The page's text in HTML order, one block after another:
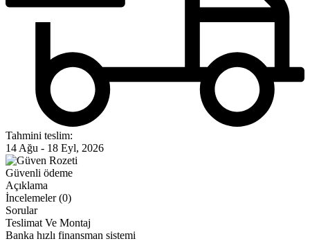
Tahmini teslim:
14 Ağu - 18 Eyl, 2026
Güvenli ödeme
Açıklama
İncelemeler (0)
Sorular
Teslimat Ve Montaj
Banka hızlı finansman sistemi